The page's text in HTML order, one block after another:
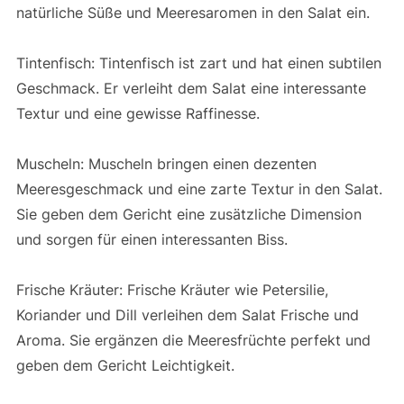
natürliche Süße und Meeresaromen in den Salat ein.
Tintenfisch: Tintenfisch ist zart und hat einen subtilen
Geschmack. Er verleiht dem Salat eine interessante
Textur und eine gewisse Raffinesse.
Muscheln: Muscheln bringen einen dezenten
Meeresgeschmack und eine zarte Textur in den Salat.
Sie geben dem Gericht eine zusätzliche Dimension
und sorgen für einen interessanten Biss.
Frische Kräuter: Frische Kräuter wie Petersilie,
Koriander und Dill verleihen dem Salat Frische und
Aroma. Sie ergänzen die Meeresfrüchte perfekt und
geben dem Gericht Leichtigkeit.